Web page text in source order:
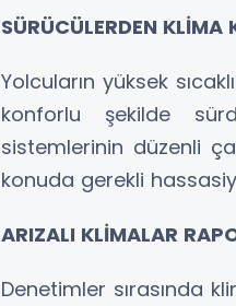
SÜRÜCÜLERDEN
Yolcuların yüksek
konforlu şekilde
sistemlerinin düzenli
konuda gerekli
ARIZALI KLİMALAR
Denetimler sırasında